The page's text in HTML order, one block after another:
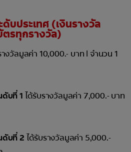
บประเทศ (เงินรางวัล
รทุกรางวัล)
งวัลมูลค่า 10,000.- บาท | จำนวน 1
ดับที่ 1 ได้รับรางวัลมูลค่า 7,000.- บาท
ดับที่ 2 ได้รับรางวัลมูลค่า 5,000.-